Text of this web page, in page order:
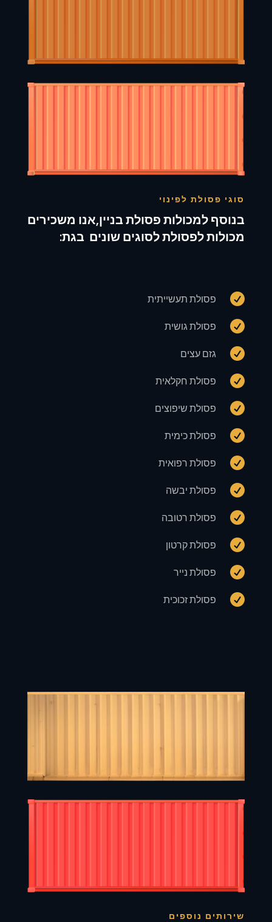
סוגי פסולת לפינוי
בנוסף למכולות פסולת בניין,אנו משכירים
מכולות לפסולת לסוגים שונים בגת:
 פסולת תעשייתית
 פסולת גושית
 גזם עצים
 פסולת חקלאית
 פסולת שיפוצים
 פסולת כימית
 פסולת רפואית
 פסולת יבשה
 פסולת רטובה
 פסולת קרטון
 פסולת נייר
 פסולת זכוכית
שירותים נוספים